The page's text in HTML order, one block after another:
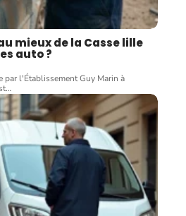
mieux de la Casse lille
auto ?
par l'Établissement Guy Marin à
…